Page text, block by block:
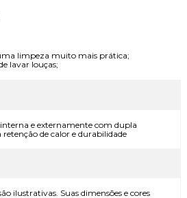
limpeza muito mais prática;
lavar louças;
e externamente com dupla
de calor e durabilidade
ilustrativas. Suas dimensões e cores